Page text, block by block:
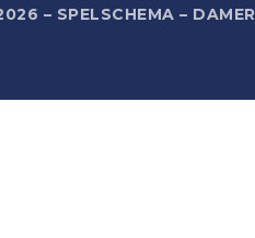
– SPELSCHEMA – DAMER